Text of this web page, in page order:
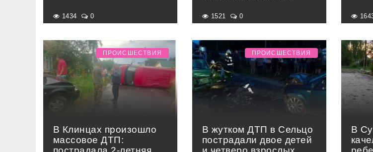
1434 0 1521 0
В Клинцах произошло
массовое ДТП:
ПРОИСШЕСТВИЯ
В жутком ДТП в Сельцо
пострадали двое детей
ПРОИСШЕСТВИЯ
В